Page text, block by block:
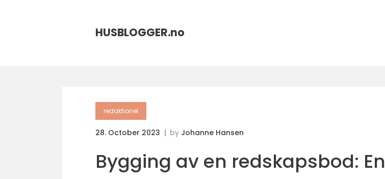
HUSBLOGGER.no
redaktionel
28. October 2023 by Johanne Hansen
Bygging av en redskapsbod: En